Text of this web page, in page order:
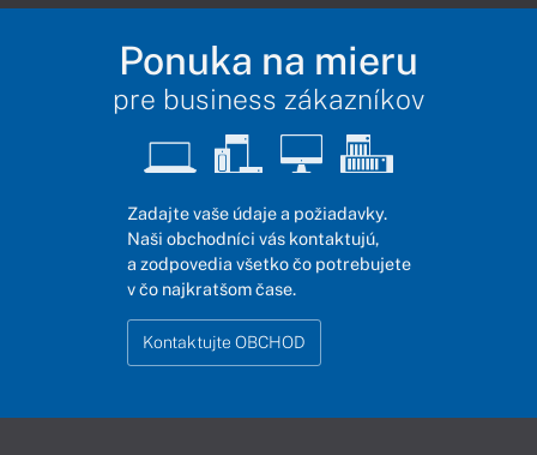
Ponuka na mieru
pre business zákazníkov
Zadajte vaše údaje a požiadavky.
Naši obchodníci vás kontaktujú,
a zodpovedia všetko čo potrebujete
v čo najkratšom čase.
Kontaktujte OBCHOD